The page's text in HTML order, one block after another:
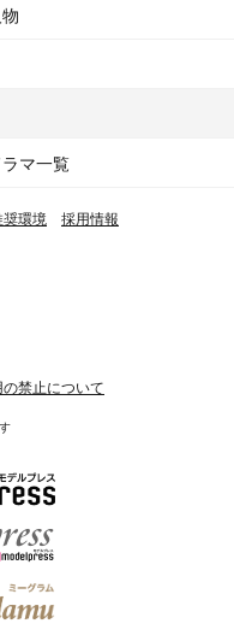
ラマ一覧
奨環境 採用情報
禁止について